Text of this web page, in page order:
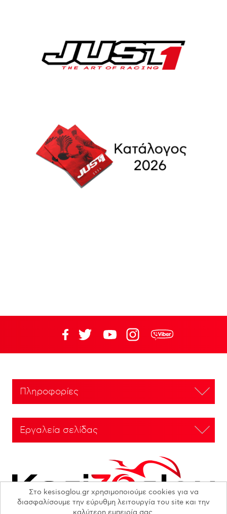
Πληροφορίες
Εργαλεία σελίδας
Στο kesisoglou.gr χρησιμοποιούμε cookies για να
διασφαλίσουμε την εύρυθμη λειτουργία του site και την
καλύτερη εμπειρία σας.